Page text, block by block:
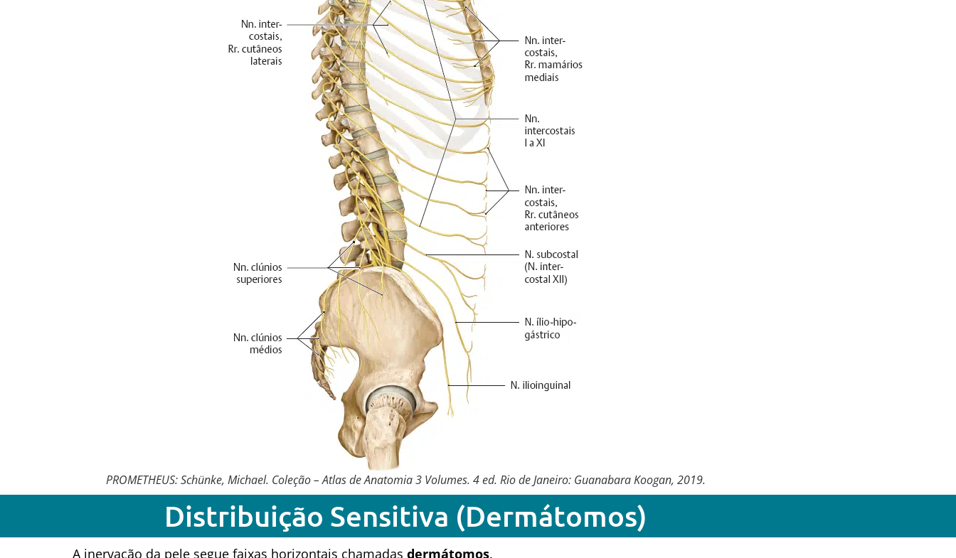
PROMETHEUS: Schünke, Michael. Coleção – Atlas de Anatomia 3 Volumes. 4 ed. Rio de Janeiro: Guanabara Koogan, 2019.
Distribuição Sensitiva (Dermátomos)
A inervação da pele segue faixas horizontais chamadas dermátomos.